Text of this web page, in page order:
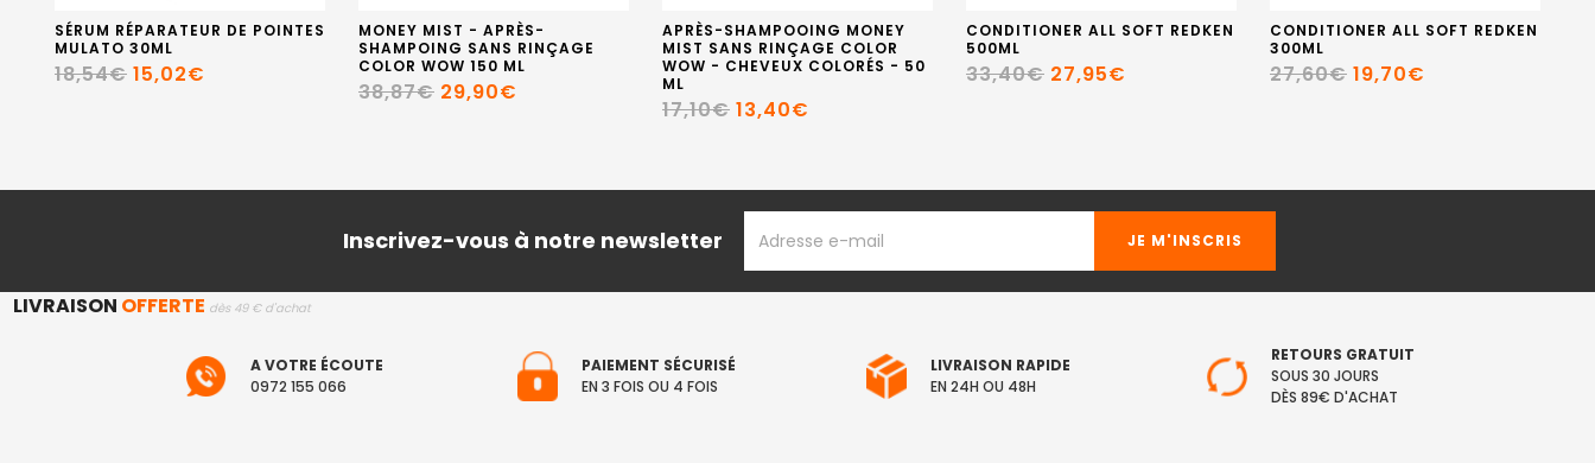
SÉRUM RÉPARATEUR DE POINTES
MULATO 30ML
18,54€ 15,02€
MONEY MIST - APRÈS-
SHAMPOING SANS RINÇAGE
COLOR WOW 150 ML
38,87€ 29,90€
APRÈS-SHAMPOOING MONEY
MIST SANS RINÇAGE COLOR
WOW - CHEVEUX COLORÉS - 50
ML
17,10€ 13,40€
CONDITIONER ALL SOFT REDKEN
500ML
33,40€ 27,95€
CONDITIONER ALL SOFT REDKEN
300ML
27,60€ 19,70€
Inscrivez-vous à notre newsletter
EMAIL
LIVRAISON OFFERTE dès 49 € d'achat
A VOTRE ÉCOUTE
0972 155 066
PAIEMENT SÉCURISÉ
EN 3 FOIS OU 4 FOIS
LIVRAISON RAPIDE
EN 24H OU 48H
RETOURS GRATUIT
SOUS 30 JOURS
DÈS 89€ D'ACHAT